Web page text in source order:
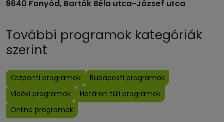
8640 Fonyód, Bartók Béla utca-József utca
További programok kategóriák
szerint
Központi programok
Budapesti programok
Vidéki programok
Határon túli programok
Online programok